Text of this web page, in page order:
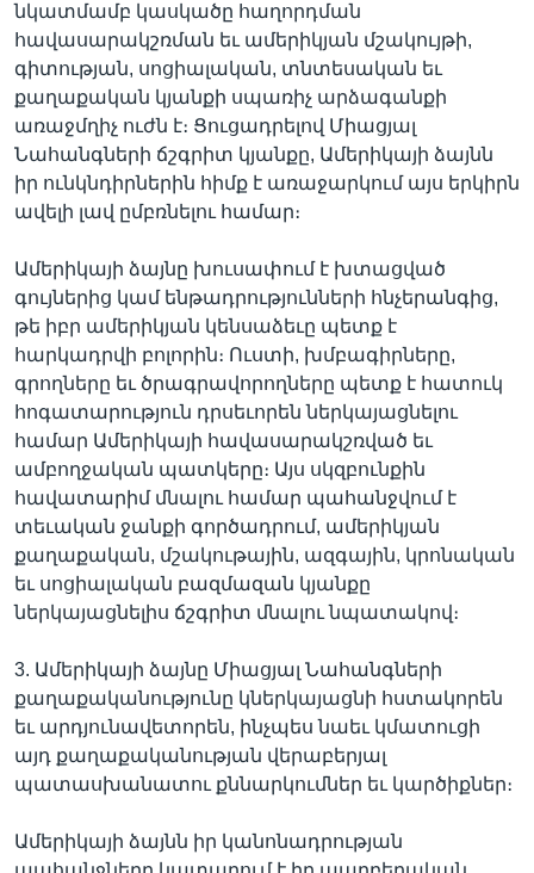
նկատմամբ կասկածը հաղորդման
հավասարակշռման եւ ամերիկյան մշակույթի,
գիտության, սոցիալական, տնտեսական եւ
քաղաքական կյանքի սպառիչ արձագանքի
առաջմղիչ ուժն է։ Ցուցադրելով Միացյալ
Նահանգների ճշգրիտ կյանքը, Ամերիկայի ձայնն
իր ունկնդիրներին հիմք է առաջարկում այս երկիրն
ավելի լավ ըմբռնելու համար։
Ամերիկայի ձայնը խուսափում է խտացված
գույներից կամ ենթադրությունների հնչերանգից,
թե իբր ամերիկյան կենսաձեւը պետք է
հարկադրվի բոլորին։ Ուստի, խմբագիրները,
գրողները եւ ծրագրավորողները պետք է հատուկ
հոգատարություն դրսեւորեն ներկայացնելու
համար Ամերիկայի հավասարակշռված եւ
ամբողջական պատկերը։ Այս սկզբունքին
հավատարիմ մնալու համար պահանջվում է
տեւական ջանքի գործադրում, ամերիկյան
քաղաքական, մշակութային, ազգային, կրոնական
եւ սոցիալական բազմազան կյանքը
ներկայացնելիս ճշգրիտ մնալու նպատակով։
3. Ամերիկայի ձայնը Միացյալ Նահանգների
քաղաքականությունը կներկայացնի հստակորեն
եւ արդյունավետորեն, ինչպես նաեւ կմատուցի
այդ քաղաքականության վերաբերյալ
պատասխանատու քննարկումներ եւ կարծիքներ։
Ամերիկայի ձայնն իր կանոնադրության